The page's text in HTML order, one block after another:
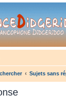
Didgeridoo -
Sujets sans